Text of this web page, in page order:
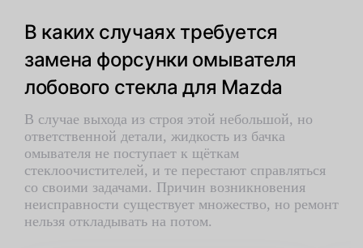
В каких случаях требуется
замена форсунки омывателя
лобового стекла для Mazda
В случае выхода из строя этой небольшой, но
ответственной детали, жидкость из бачка
омывателя не поступает к щёткам
стеклоочистителей, и те перестают справляться
со своими задачами. Причин возникновения
неисправности существует множество, но ремонт
нельзя откладывать на потом.